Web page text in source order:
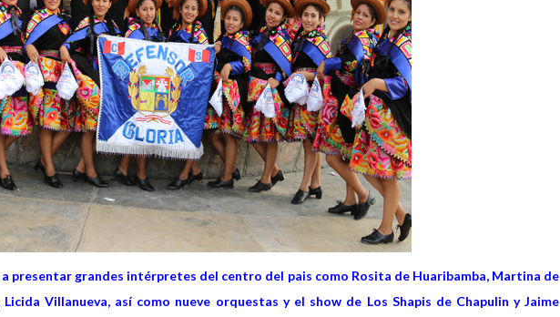
presentar grandes intérpretes del centro del pais como Rosita de Huaribamba, Martina de
Villanueva, así como nueve orquestas y el show de Los Shapis de Chapulin y Jaime